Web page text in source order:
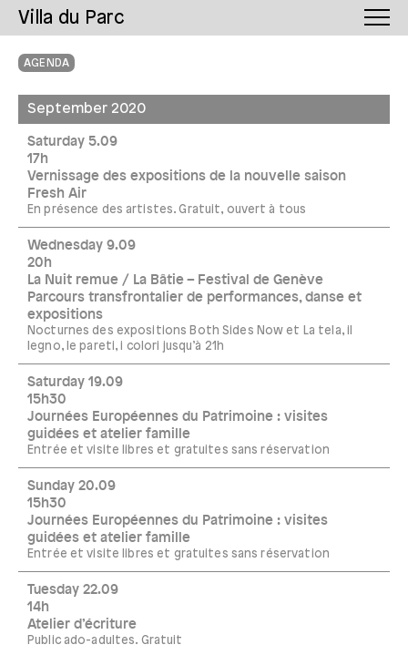
Villa du Parc
AGENDA
September 2020
Saturday 5.09
17h
Vernissage des expositions de la nouvelle saison
Fresh Air
En présence des artistes. Gratuit, ouvert à tous
Wednesday 9.09
20h
La Nuit remue / La Bâtie – Festival de Genève
Parcours transfrontalier de performances, danse et
expositions
Nocturnes des expositions Both Sides Now et La tela, il
legno, le pareti, i colori jusqu’à 21h
Saturday 19.09
15h30
Journées Européennes du Patrimoine : visites
guidées et atelier famille
Entrée et visite libres et gratuites sans réservation
Sunday 20.09
15h30
Journées Européennes du Patrimoine : visites
guidées et atelier famille
Entrée et visite libres et gratuites sans réservation
Tuesday 22.09
14h
Atelier d’écriture
Public ado-adultes. Gratuit